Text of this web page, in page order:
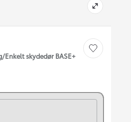
Enkelt skydedør BASE+
Gem bil